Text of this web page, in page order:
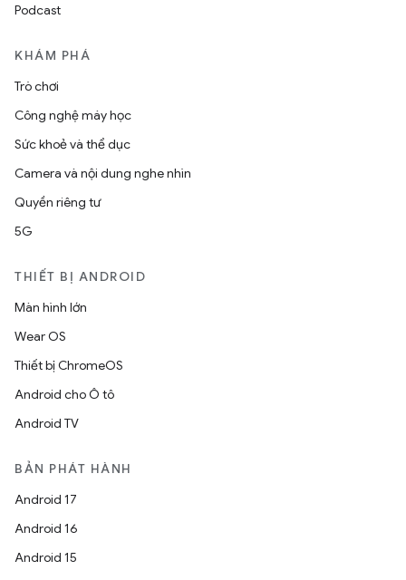
Podcast
KHÁM PHÁ
Trò chơi
Công nghệ máy học
Sức khoẻ và thể dục
Camera và nội dung nghe nhìn
Quyền riêng tư
5G
THIẾT BỊ ANDROID
Màn hình lớn
Wear OS
Thiết bị ChromeOS
Android cho Ô tô
Android TV
BẢN PHÁT HÀNH
Android 17
Android 16
Android 15